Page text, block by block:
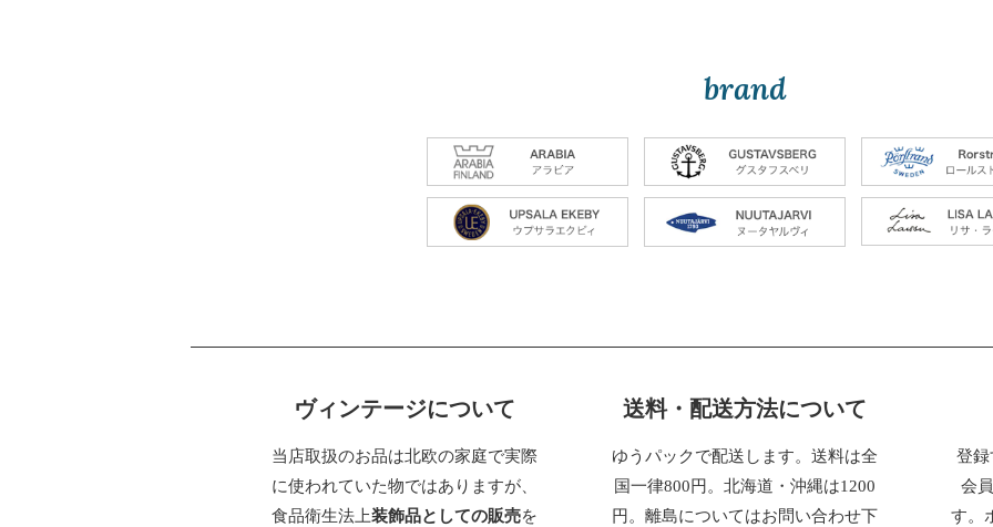
brand
ヴィンテージについて
当店取扱のお品は北欧の家庭で実際
に使われていた物ではありますが、
食品衛生法上装飾品としての販売を
送料・配送方法について
ゆうパックで配送します。送料は全
国一律800円。北海道・沖縄は1200
円。離島についてはお問い合わせ下
登録
会
す。